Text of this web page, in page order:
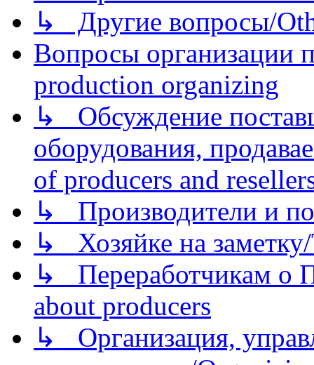
↳ Другие вопросы/
Вопросы организации
production organizing
↳ Обсуждение
оборудования,
of producers and
↳ Производители и
↳ Хозяйке на
↳ Переработчикам о
about producers
↳ Организация,